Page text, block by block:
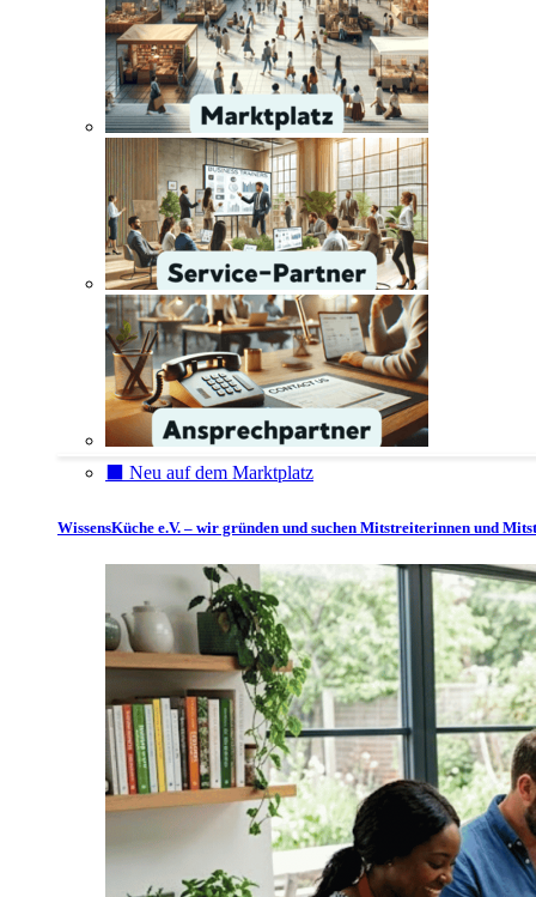
⬛️ Neu auf dem Marktplatz
WissensKüche e.V. – wir gründen und suchen Mitstreiterinnen und